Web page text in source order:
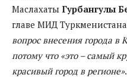
Маслахаты Гурбангулы
главе МИД Туркменистана
вопрос внесения города в
потому что «это – самый
красивый город в регионе»